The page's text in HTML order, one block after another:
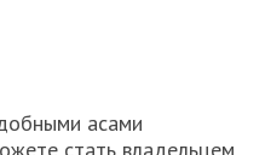
асами
стать владельцем